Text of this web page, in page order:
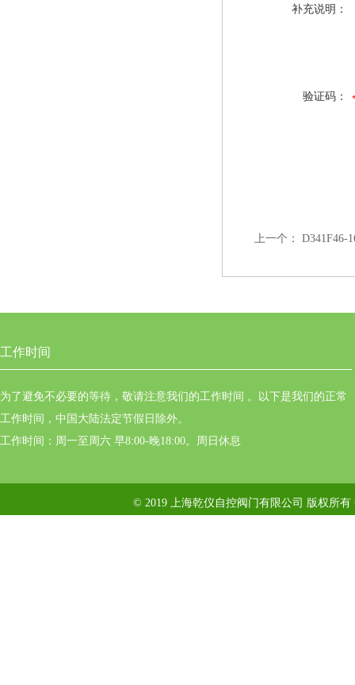
补充说明：
验证码：
上一个： D341F46-
工作时间
为了避免不必要的等待，敬请注意我们的工作时间 。以下是我们的正常
工作时间，中国大陆法定节假日除外。
工作时间：周一至周六 早8:00-晚18:00。周日休息
© 2019 上海乾仪自控阀门有限公司 版权所有